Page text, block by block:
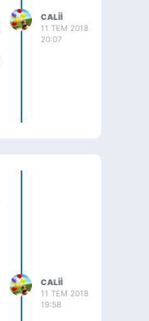
CALII
11 TEM 2018
20:07
CALII
11 TEM 2018
19:58